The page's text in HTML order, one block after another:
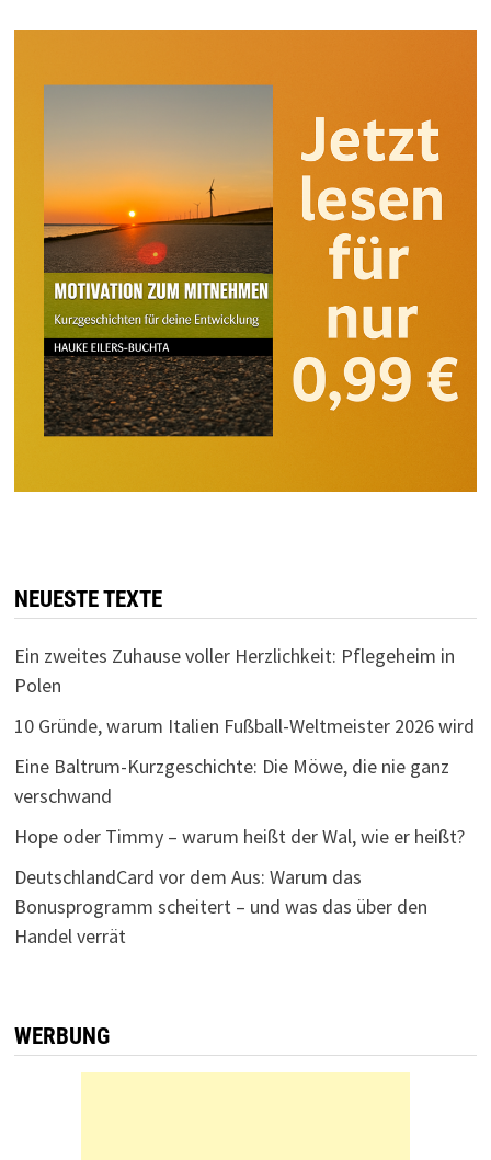
NEUESTE TEXTE
Ein zweites Zuhause voller Herzlichkeit: Pflegeheim in
Polen
10 Gründe, warum Italien Fußball-Weltmeister 2026 wird
Eine Baltrum-Kurzgeschichte: Die Möwe, die nie ganz
verschwand
Hope oder Timmy – warum heißt der Wal, wie er heißt?
DeutschlandCard vor dem Aus: Warum das
Bonusprogramm scheitert – und was das über den
Handel verrät
WERBUNG